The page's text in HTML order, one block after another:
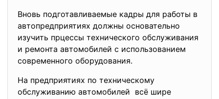
Вновь подготавливаемые кадры для работы в
автопредприятиях должны основательно
изучить прцессы технического обслуживания
и ремонта автомобилей с использованием
современного оборудования.
На предприятиях по техническому
обслуживанию автомобилей всё шире